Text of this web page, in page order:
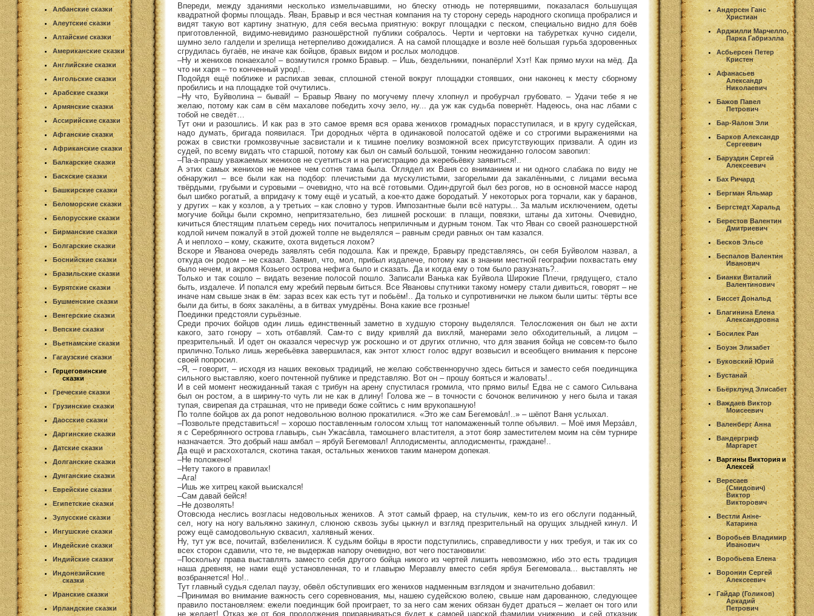
Албанские сказки
Алеутские сказки
Алтайские сказки
Американские сказки
Английские сказки
Ангольские сказки
Арабские сказки
Армянские сказки
Ассирийские сказки
Афганские сказки
Африканские сказки
Балкарские сказки
Баскские сказки
Башкирские сказки
Беломорские сказки
Белорусские сказки
Бирманские сказки
Болгарские сказки
Боснийские сказки
Бразильские сказки
Бурятские сказки
Бушменские сказки
Венгерские сказки
Вепские сказки
Вьетнамские сказки
Гагаузские сказки
Герцеговинские
сказки
Греческие сказки
Грузинские сказки
Даосские сказки
Даргинские сказки
Датские сказки
Долганские сказки
Дунганские сказки
Еврейские сказки
Египетские сказки
Зулусские сказки
Ингушские сказки
Индейские сказки
Индийские сказки
Индонезийские
сказки
Иранские сказки
Ирландские сказки
Впереди, между зданиями несколько измельчавшими, но блеску отнюдь не потерявшими, показалася большущая
квадратной формы площадь. Яван, Бравыр и вся честная компания на ту сторону середь народного скопища пробралися и
видят такую вот картину знатную, для себя весьма приятную: вокруг площадки с песком, специально видно для боёв
приготовленной, видимо-невидимо разношёрстной публики собралось. Черти и чертовки на табуретках кучно сидели,
шумно зело галдели и зрелища нетерпеливо дожидалися. А на самой площадке и возле неё большая гурьба здоровенных
сгрудилась бугаёв, не иначе как бойцов, бравых видом и рослых молодцов.
–Ну и женихов понаехало! – возмутился громко Бравыр. – Ишь, бездельники, понапёрли! Хэт! Как прямо мухи на мёд. Да
что ни харя – то конченный урод!..
Подойдя ещё поближе и распихав зевак, сплошной стеной вокруг площадки стоявших, они наконец к месту сборному
пробились и на площадке той очутились.
–Ну что, Буйволина – бывай! – Бравыр Явану по могучему плечу хлопнул и пробурчал грубовато. – Удачи тебе я не
желаю, потому как сам в сём махалове победить хочу зело, ну... да уж как судьба повернёт. Надеюсь, она нас лбами с
тобой не сведёт…
Тут они и разошлись. И как раз в это самое время вся орава женихов громадных порасступилася, и в кругу судейская,
надо думать, бригада появилася. Три дородных чёрта в одинаковой полосатой одёже и со строгими выражениями на
рожах в свистки громкозвучные засвистали и к тишине поелику возможной всех присутствующих призвали. А один из
судей, по всему видать что старшой, потому как был он самый большой, тонким неожиданно голосом завопил:
–Па-а-прашу уважаемых женихов не суетиться и на регистрацию да жеребьёвку заявиться!..
А этих самых женихов не менее чем сотня тама была. Оглядел их Ваня со вниманием и ни одного слабака по виду не
обнаружил – все были как на подбор: плечистыми да мускулистыми, загорелыми да закалёнными, с лицами весьма
твёрдыми, грубыми и суровыми – очевидно, что на всё готовыми. Один-другой был без рогов, но в основной массе народ
был шибко рогатый, а впридачу к тому ещё и усатый, а кое-кто даже бородатый. У некоторых рога торчали, как у баранов,
у других – как у козлов, а у третьих – как словно у туров. Импозантные были всё натуры... За малым исключением, одеты
могучие бойцы были скромно, непритязательно, без лишней роскоши: в плащи, повязки, штаны да хитоны. Очевидно,
кичиться блестящим платьем середь них почиталось неприличным и дурным тоном. Так что Яван со своей разношерстной
кодлой ничем пожалуй в этой дюжей толпе не выделялся – равным среди равных он там казался.
А и неплохо – кому, скажите, охота видеться лохом?
Вскоре и Яванова очередь заявлять себя подошла. Как и прежде, Бравыру представляясь, он себя Буйволом назвал, а
откуда он родом – не сказал. Заявил, что, мол, прибыл издалече, потому как в знании местной географии похвастать ему
было нечем, и акромя Козьего острова нефига было и сказать. Да и когда ему о том было разузнать?..
Только и так сошло – видать везение полосой пошло. Записали Ванька как Буйвола Широкие Плечи, грядущего, стало
быть, издалече. И попался ему жребий первым биться. Все Явановы спутники такому номеру стали дивиться, говорят – не
иначе нам свыше знак в ём: зараз всех как есть тут и побьём!.. Да только и супротивнички не лыком были шиты: тёрты все
были да биты, в боях закалёны, а в битвах умудрёны. Вона какие все грозные!
Поединки предстояли сурьёзные.
Среди прочих бойцов один лишь единственный заметно в худшую сторону выделялся. Телосложения он был не ахти
какого, зато гонору – хоть отбавляй. Сам-то с виду кривляй да вихляй, манерами зело обходительный, а лицом –
презрительный. И одет он оказался чересчур уж роскошно и от других отлично, что для звания бойца не совсем-то было
прилично.Только лишь жеребьёвка завершилася, как энтот хлюст голос вдруг возвысил и всеобщего внимания к персоне
своей попросил.
–Я, – говорит, – исходя из наших вековых традиций, не желаю собственноручно здесь биться и заместо себя поединщика
сильного выставляю, коего почтенной публике и представляю. Вот он – прошу бояться и жаловать!..
И в сей момент неожиданный такая с трибун на арену спустилася громила, что прямо вилы! Едва не с самого Сильвана
был он ростом, а в ширину-то чуть ли не как в длину! Голова же – в точности с бочонок величиною у него была и такая
тупая, свирепая да страшная, что не приведи боже сойтись с ним врукопашную!
По толпе бойцов ах да ропот недовольною волною прокатилися. «Это же сам Бегемова́л!..» – шёпот Ваня услыхал.
–Позвольте представиться! – хорошо поставленным голосом хлыщ тот напомаженный толпе объявил. – Моё имя Мерза́вл,
я с Серебрянного острова главырь, сын Ужаса́вла, тамошнего властителя, а этот бояр заместителем моим на сём турнире
назначается. Это добрый наш амбал – ярбуй Бегемовал! Аплодисменты, аплодисменты, граждане!..
Да ещё и расхохотался, скотина такая, остальных женихов таким манером допекая.
–Не положено!
–Нету такого в правилах!
–Ага!
–Ишь же хитрец какой выискался!
–Сам давай бейся!
–Не дозволять!
Отовсюда неслись возгласы недовольных женихов. А этот самый фраер, на стульчик, кем-то из его обслуги поданный,
сел, ногу на ногу вальяжно закинул, слюною сквозь зубы цыкнул и взгляд презрительный на орущих злыдней кинул. И
рожу ещё самодовольную сквасил, халявный жених.
Ну, тут уж все, почитай, взбеленилися. К судьям бойцы в ярости подступились, справедливости у них требуя, и так их со
всех сторон сдавили, что те, не выдержав напору очевидно, вот чего постановили:
–Поскольку права выставлять заместо себя другого бойца никого из чертей лишить невозможно, ибо это есть традиция
наша древняя, не нами ещё установленная, то и главырю Мерзавлу вместо себя ярбуя Бегемовала... выставлять не
возбраняется! Но!..
Тут главный судья сделал паузу, обвёл обступивших его женихов надменным взглядом и значительно добавил:
–Принимая во внимание важность сего соревнования, мы, нашею судейскою волею, свыше нам дарованною, следующее
правило постановляем: ежели поединщик бой проиграет, то за него сам жених обязан будет драться – желает он того или
не желает! Отказ же от боя продолжения приравниваться будет к самоей царской фамилии унижению, и сей отказник
Андерсен Ганс
Христиан
Арджилли Марчелло,
Парка Габриэлла
Асбьерсен Петер
Кристен
Афанасьев
Александр
Николаевич
Бажов Павел
Петрович
Бар-Яалом Эли
Барков Александр
Сергеевич
Баруздин Сергей
Алексеевич
Бах Ричард
Бергман Яльмар
Бергстедт Харальд
Берестов Валентин
Дмитриевич
Бесков Эльсе
Беспалов Валентин
Иванович
Бианки Виталий
Валентинович
Биссет Дональд
Благинина Елена
Александровна
Босилек Ран
Боуэн Элизабет
Буковский Юрий
Бустанай
Бьёрклунд Элисабет
Важдаев Виктор
Моисеевич
Валенберг Анна
Вандергриф
Маргарет
Варгины Виктория и
Алексей
Вересаев
(Смидович)
Виктор
Викторович
Вестли Анне-
Катарина
Воробьев Владимир
Иванович
Воробьева Елена
Воронин Сергей
Алексеевич
Гайдар (Голиков)
Аркадий
Петрович